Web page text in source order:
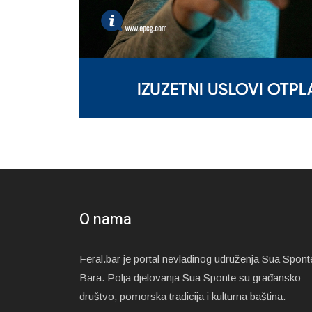
O nama
Feral.bar je portal nevladinog udruženja Sua
Bara. Polja djelovanja Sua Sponte su građansko
društvo, pomorska tradicija i kulturna baština.